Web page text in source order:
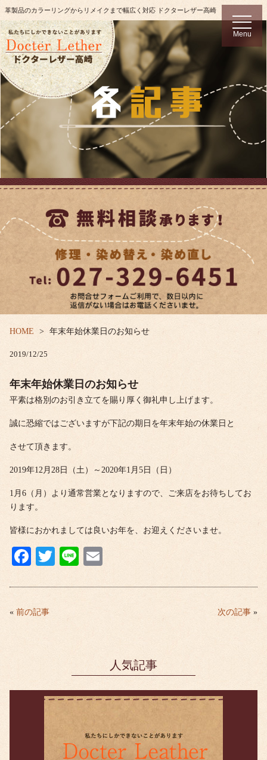
革製品のカラーリングからリメイクまで幅広く対応 ドクターレザー高崎
t
o
g
g
a
i
o
Menu
HOME 年末年始休業日のお知らせ
2019/12/25
年末年始休業日のお知らせ
平素は格別のお引き立てを賜り厚く御礼申し上げます。
誠に恐縮ではございますが下記の期日を年末年始の休業日と
させて頂きます。
2019年12月28日（土）～2020年1月5日（日）
1月6（月）より通常営業となりますので、ご来店をお待ちしてお
ります。
皆様におかれましては良いお年を、お迎えくださいませ。
Fa
bo
ok
T
tte
Li
ail
« 前の記事 次の記事 »
人気記事